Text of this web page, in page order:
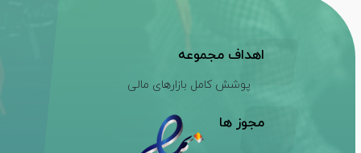
اهداف مجموعه
پوشش کامل بازارهای مالی
مجوز ها